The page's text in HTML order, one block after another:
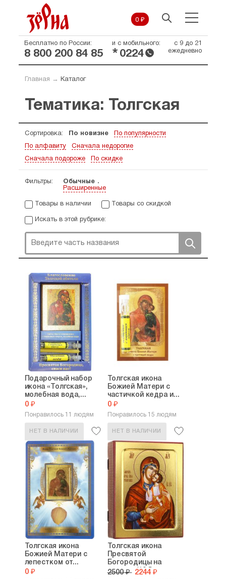
0 ₽
Бесплатно по России:
8 800 200 84 85
и с мобильного:
* 0224
с 9 до 21
ежедневно
Главная → Каталог
Тематика: Толгская
Сортировка: По новизне По популярности
По алфавиту Сначала недорогие
Сначала подороже По скидке
Фильтры:
Обычные
Расширенные
Товары в наличии Товары со скидкой
Искать в этой рубрике:
Подарочный набор
икона «Толгская»,
молебная вода,...
0 ₽
Понравилось 11 людям
НЕТ В НАЛИЧИИ
Толгская икона
Божией Матери с
частичкой кедра и...
0 ₽
Понравилось 15 людям
НЕТ В НАЛИЧИИ
Толгская икона
Божией Матери с
лепестком от...
0 ₽
Толгская икона
Пресвятой
Богородицы на
дереве (12,5...
2500 ₽ 2244 ₽